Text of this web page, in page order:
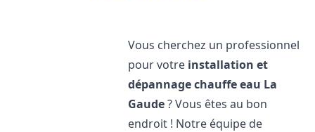
Vous cherchez un professionnel
pour votre installation et
dépannage chauffe eau La
Gaude? Vous êtes au bon
endroit ! Notre équipe de